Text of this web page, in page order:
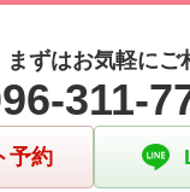
まずはお気軽にご
311-
予約